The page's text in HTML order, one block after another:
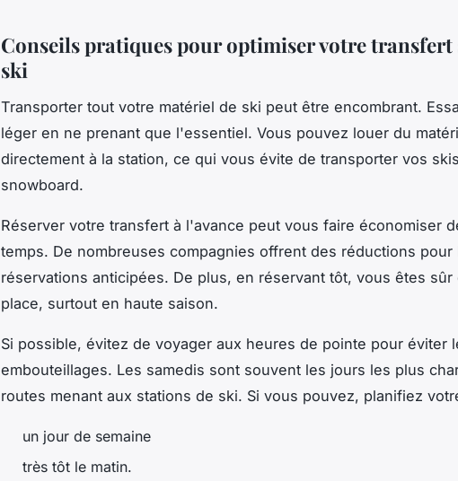
Conseils pratiques pour optimiser votre transfert
ski
Transporter tout votre matériel de ski peut être encombrant.
léger en ne prenant que l'essentiel. Vous pouvez louer du
directement à la station, ce qui vous évite de transporter vos
snowboard.
Réserver votre transfert à l'avance peut vous faire économiser
temps. De nombreuses compagnies offrent des réductions pour
réservations anticipées. De plus, en réservant tôt, vous êtes sûr
place, surtout en haute saison.
Si possible, évitez de voyager aux heures de pointe pour éviter
embouteillages. Les samedis sont souvent les jours les plus
routes menant aux stations de ski. Si vous pouvez, planifiez
un jour de semaine
très tôt le matin.